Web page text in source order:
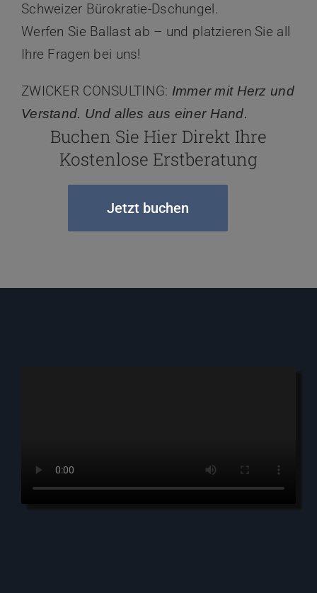
Schweizer Bürokratie-Dschungel.
Werfen Sie Ballast ab – und platzieren Sie all
Ihre Fragen bei uns!
ZWICKER CONSULTING: Immer mit Herz und
Verstand. Und alles aus einer Hand.
Buchen Sie Hier Direkt Ihre
Kostenlose Erstberatung
Jetzt buchen